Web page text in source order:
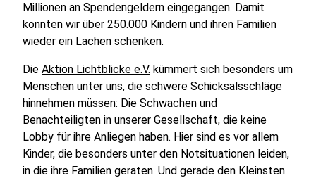
Millionen an Spendengeldern eingegangen. Damit
konnten wir über 250.000 Kindern und ihren Familien
wieder ein Lachen schenken.
Die Aktion Lichtblicke e.V. kümmert sich besonders um
Menschen unter uns, die schwere Schicksalsschläge
hinnehmen müssen: Die Schwachen und
Benachteiligten in unserer Gesellschaft, die keine
Lobby für ihre Anliegen haben. Hier sind es vor allem
Kinder, die besonders unter den Notsituationen leiden,
in die ihre Familien geraten. Und gerade den Kleinsten